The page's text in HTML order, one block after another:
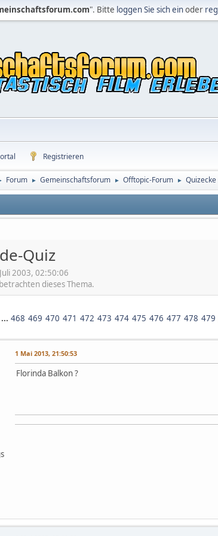
". Bitte loggen Sie sich einoder
Registrieren
Forum ► Gemeinschaftsforum ► Offtopic-Forum ► Quizecke
Quiz
2003, 02:50:06
dieses Thema.
... 468 469 470 471 472 473 474 475 476 477 478 479
1 Mai 2013, 21:50:53
Florinda Balkon ?